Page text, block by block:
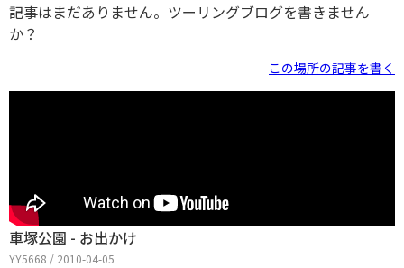
記事はまだありません。ツーリングブログを書きません
か？
この場所の記事を書く
車塚公園 - お出かけ
YY5668 / 2010-04-05